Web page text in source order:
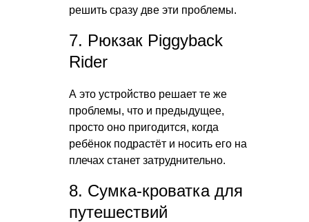
решить сразу две эти проблемы.
7. Рюкзак Piggyback
Rider
А это устройство решает те же
проблемы, что и предыдущее,
просто оно пригодится, когда
ребёнок подрастёт и носить его на
плечах станет затруднительно.
8. Сумка-кроватка для
путешествий